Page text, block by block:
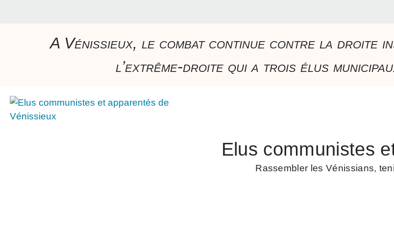
A Vénissieux, le combat continue contre la droite
l’extrême-droite qui a trois élus
Elus communistes
Rassembler les Vénissians,